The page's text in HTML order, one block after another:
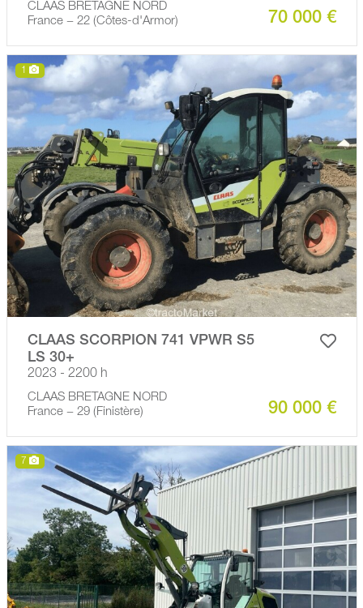
CLAAS BRETAGNE NORD
France − 22 (Côtes-d'Armor)
70 000 €
1
CLAAS SCORPION 741 VPWR S5
LS 30+
2023 - 2200 h
CLAAS BRETAGNE NORD
France − 29 (Finistère)
90 000 €
7